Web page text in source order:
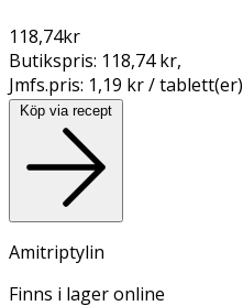
118,74kr
Butikspris: 118,74 kr,
Jmfs.pris: 1,19 kr / tablett(er)
Köp via recept
Amitriptylin
Finns i lager online